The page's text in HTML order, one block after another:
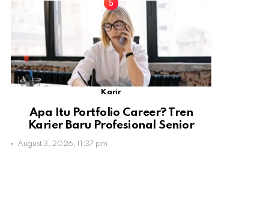
Karir
Apa Itu Portfolio Career? Tren
Karier Baru Profesional Senior
August 3, 2026, 11:37 pm